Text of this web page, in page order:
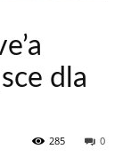
dla
0
285